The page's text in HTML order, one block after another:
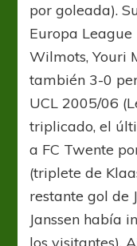
por goleada).
Europa
Wilmots, Youri
también 3-0
UCL 2005/06
triplicado, el
a FC Twente
(triplete de
restante gol de
Janssen había